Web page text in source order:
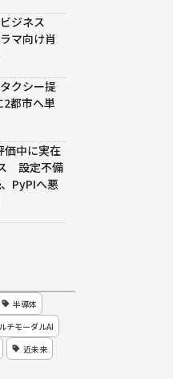
ジネス
マ向け肖
クシー提
都市へ単
中に実在
設定不備
PyPIへ悪
半導体
チモーダルAI
近未来